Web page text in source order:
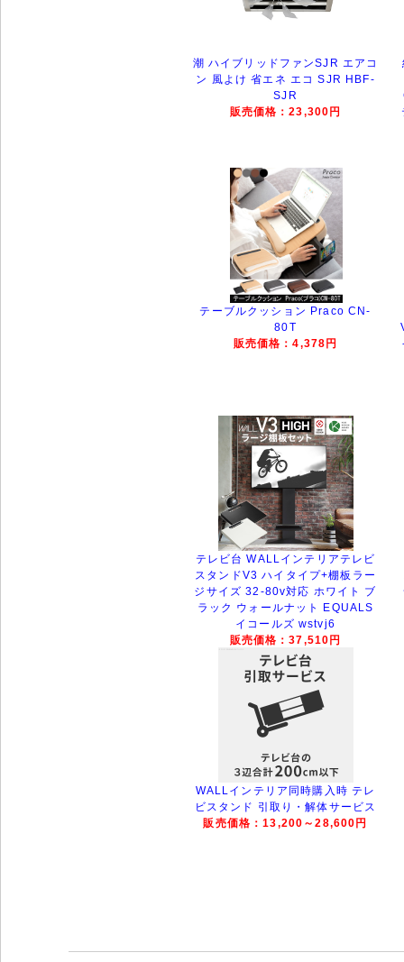
潮 ハイブリッドファンSJR エアコ
ン 風よけ 省エネ エコ SJR HBF-
SJR
販売価格：23,300円
テーブルクッション Praco CN-
80T
販売価格：4,378円
テレビ台 WALLインテリアテレビ
スタンドV3 ハイタイプ+棚板ラー
ジサイズ 32-80v対応 ホワイト ブ
ラック ウォールナット EQUALS
イコールズ wstvj6
販売価格：37,510円
WALLインテリア同時購入時 テレ
ビスタンド 引取り・解体サービス
販売価格：13,200～28,600円